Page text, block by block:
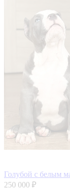
Голубой с белым
250 000 ₽